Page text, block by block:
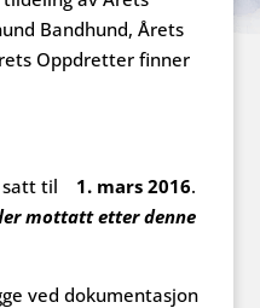
Bandhund, Årets
Oppdretter finner
satt til 1. mars 2016.
mottatt etter denne
ved dokumentasjon